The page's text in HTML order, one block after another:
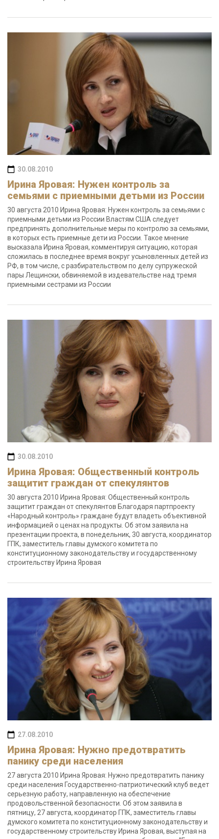
30.08.2010
Ирина Яровая: Нужен контроль за
семьями с приемными детьми из России
30 августа 2010 Ирина Яровая: Нужен контроль за семьями с
приемными детьми из России Властям США следует
предпринять дополнительные меры по контролю за семьями,
в которых есть приемные дети из России. Такое мнение
высказала Ирина Яровая, комментируя ситуацию, которая
сложилась в последнее время вокруг усыновленных детей из
РФ, в том числе, с разбирательством по делу супружеской
пары Лещински, обвиняемой в издевательстве над тремя
приемными сестрами из России
30.08.2010
Ирина Яровая: Общественный контроль
защитит граждан от спекулянтов
30 августа 2010 Ирина Яровая: Общественный контроль
защитит граждан от спекулянтов Благодаря партпроекту
«Народный контроль» граждане будут владеть объективной
информацией о ценах на продукты. Об этом заявила на
презентации проекта, в понедельник, 30 августа, координатор
ГПК, заместитель главы думского комитета по
конституционному законодательству и государственному
строительству Ирина Яровая
27.08.2010
Ирина Яровая: Нужно предотвратить
панику среди населения
27 августа 2010 Ирина Яровая: Нужно предотвратить панику
среди населения Государственно-патриотический клуб ведет
серьезную работу, направленную на обеспечение
продовольственной безопасности. Об этом заявила в
пятницу, 27 августа, координатор ГПК, заместитель главы
думского комитета по конституционному законодательству и
государственному строительству Ирина Яровая, выступая на